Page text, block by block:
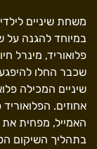
משחת שיניים
במיוחד להגנה על
פלואוריד, מינרל
שכבר החלו
אחוזים.
האמייל, מפחית את
בתהליך השיקום